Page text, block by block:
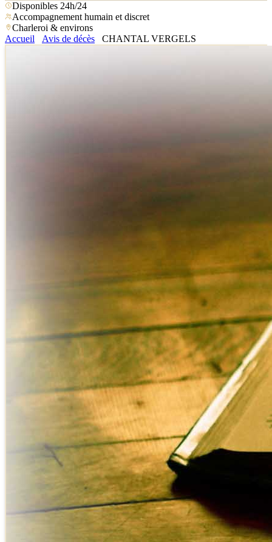
Disponibles 24h/24
Accompagnement humain et discret
Charleroi & environs
Accueil
Avis de décès CHANTAL VERGELS